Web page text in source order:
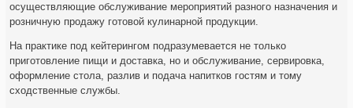
осуществляющие обслуживание мероприятий разного назначения и
розничную продажу готовой кулинарной продукции.
На практике под кейтерингом подразумевается не только
приготовление пищи и доставка, но и обслуживание, сервировка,
оформление стола, разлив и подача напитков гостям и тому
сходственные службы.